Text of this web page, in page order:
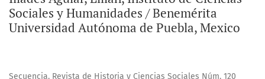
Sociales y Humanidades / Benemérita
Universidad Autónoma de Puebla, Mexico
Secuencia. Revista de Historia y Ciencias Sociales Núm. 120